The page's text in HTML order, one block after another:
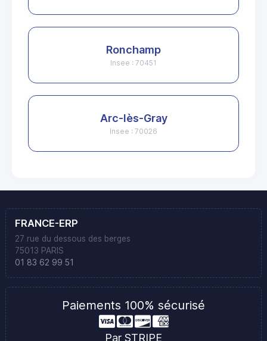
Ronchamp
Insee : 70451
Arc-lès-Gray
Insee : 70026
FRANCE-ERP
27 rue du dessous des berges
75013 PARIS
01 83 62 99 51
Paiements 100% sécurisé
Par STRIPE